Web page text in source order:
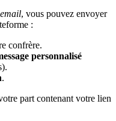
, vous pouvez envoyer
:
confrère.
personnalisé
.
part contenant votre lien